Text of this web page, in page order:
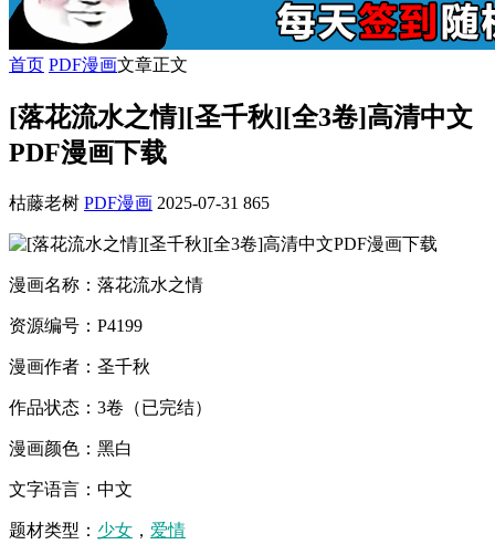
首页 PDF漫画文章正文
[落花流水之情][圣千秋][全3卷]高清中文
PDF漫画下载
枯藤老树 PDF漫画 2025-07-31 865
漫画名称：落花流水之情
资源编号：P4199
漫画作者：圣千秋
作品状态：3卷（已完结）
漫画颜色：黑白
文字语言：中文
题材类型： 少女 ， 爱情